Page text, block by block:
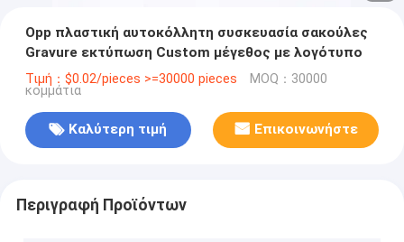
Opp πλαστική αυτοκόλλητη συσκευασία σακούλες
Gravure εκτύπωση Custom μέγεθος με λογότυπο
Τιμή：$0.02/pieces >=30000 pieces MOQ：30000
κομμάτια
Καλύτερη τιμή Επικοινωνήστε
Περιγραφή Προϊόντων